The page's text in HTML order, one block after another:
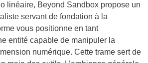
linéaire, Beyond Sandbox propose un
servant de fondation à la
vous positionne en tant
entité capable de manipuler la
numérique. Cette trame sert de